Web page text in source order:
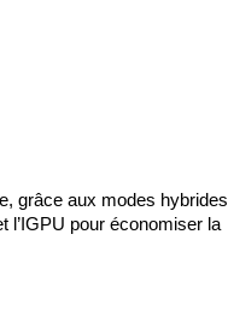
grâce aux modes hybrides
l’IGPU pour économiser la